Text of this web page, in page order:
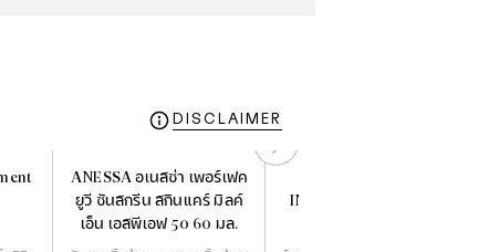
DISCLAIMER
ANESSA อเนสซ่า เพอร์เฟค
ยูวี ซันสกรีน สกินแคร์ มิลค์
เอ็น เอสพีเอฟ 50 60 มล.
INTENSIVE MOISTURE